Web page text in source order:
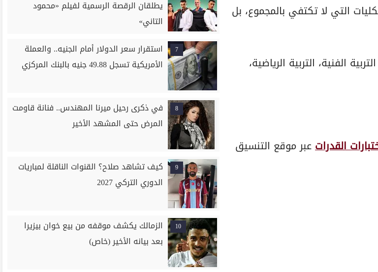
التي لا تكتفي بالمجموع، بل
الفنية، التربية الرياضية،
القدراتعبر موقع التنسيق
يطلقان الرقصة الرسمية لفيلم «محمود
التاني»
7
استقرار سعر الدولار أمام الجنيه.. والعملة
الأمريكية تسجل 49.88 جنيه بالبنك المركزي
8
في ذكرى رحيل ميرنا المهندس.. فنانة قاومت
المرض حتى المشهد الأخير
9
كيف تشاهد صلاح؟ القنوات الناقلة لمباريات
الدوري التركي 2027
10
الزمالك يكشف موقفه من بيع خوان بيزيرا
بعد بيانه الأخير (خاص)